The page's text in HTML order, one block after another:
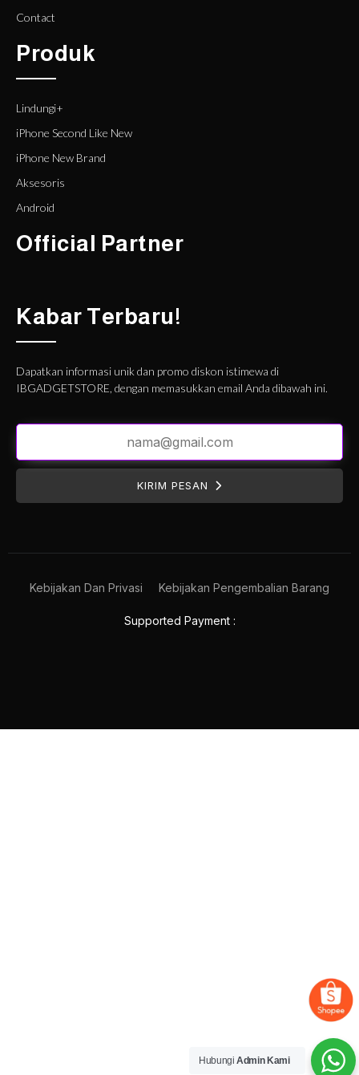
Contact
Produk
Lindungi+
iPhone Second Like New
iPhone New Brand
Aksesoris
Android
Official Partner
Kabar Terbaru!
Dapatkan informasi unik dan promo diskon istimewa di
IBGADGETSTORE, dengan memasukkan email Anda dibawah ini.
KIRIM PESAN
Supported Payment :
Kebijakan Dan Privasi Kebijakan Pengembalian Barang
Hubungi Admin Kami